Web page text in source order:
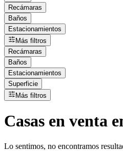
Recámaras
Baños
Estacionamientos
Más filtros
Recámaras
Baños
Estacionamientos
Superficie
Más filtros
Casas en venta
Lo sentimos, no encontramos